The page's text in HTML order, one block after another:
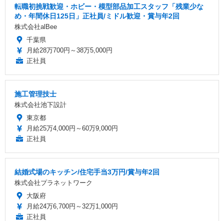
転職初挑戦歓迎・ホビー・模型部品加工スタッフ「残業少な
め・年間休日125日」正社員/ミドル歓迎・賞与年2回
株式会社alBee
千葉県
月給28万700円～38万5,000円
正社員
施工管理技士
株式会社池下設計
東京都
月給25万4,000円～60万9,000円
正社員
結婚式場のキッチン/住宅手当3万円/賞与年2回
株式会社プラネットワーク
大阪府
月給24万6,700円～32万1,000円
正社員